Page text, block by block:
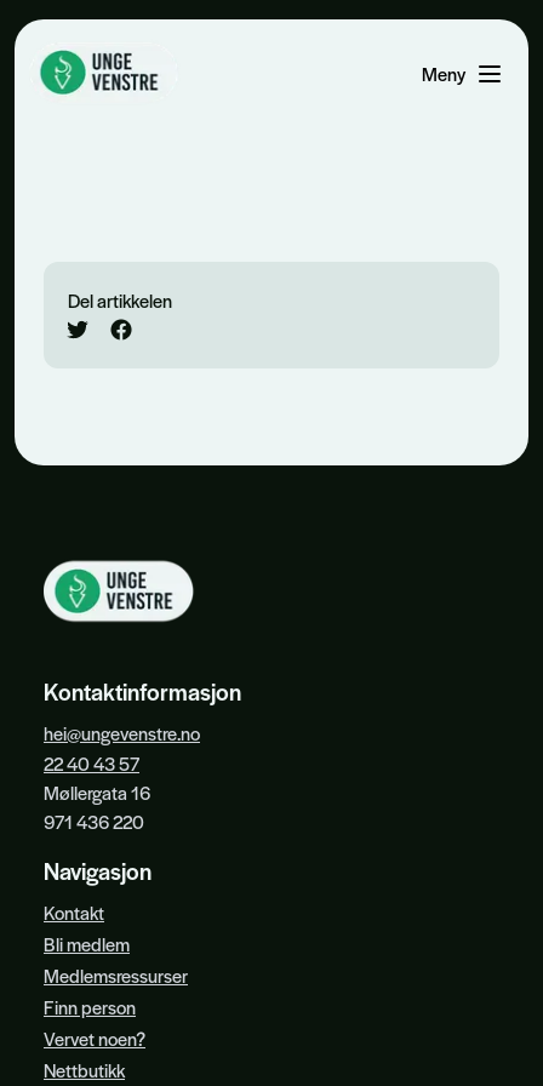
MenyÅpne
Del artikkelen
Kontaktinformasjon
hei@ungevenstre.no
22 40 43 57
Møllergata 16
971 436 220
Navigasjon
Kontakt
Bli medlem
Medlemsressurser
Finn person
Vervet noen?
Nettbutikk